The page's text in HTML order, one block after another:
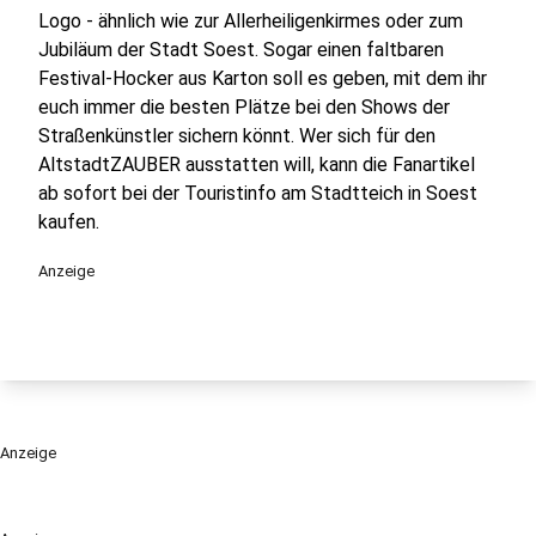
Logo - ähnlich wie zur Allerheiligenkirmes oder zum
Jubiläum der Stadt Soest. Sogar einen faltbaren
Festival-Hocker aus Karton soll es geben, mit dem ihr
euch immer die besten Plätze bei den Shows der
Straßenkünstler sichern könnt. Wer sich für den
AltstadtZAUBER ausstatten will, kann die Fanartikel
ab sofort bei der Touristinfo am Stadtteich in Soest
kaufen.
Anzeige
Anzeige